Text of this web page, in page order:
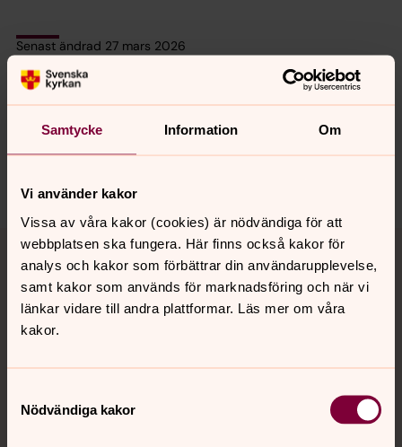
Samtycke Information Om
Vi använder kakor
Vissa av våra kakor (cookies) är nödvändiga för att
webbplatsen ska fungera. Här finns också kakor för
analys och kakor som förbättrar din användarupplevelse,
samt kakor som används för marknadsföring och när vi
länkar vidare till andra plattformar. Läs mer om våra
kakor.
Nödvändiga kakor
Senast ändrad 27 mars 2026
Synpunkter eller frågor på sidans
innehåll?
Tillbaka till toppen
Tillbaka till innehållet
Kontakt